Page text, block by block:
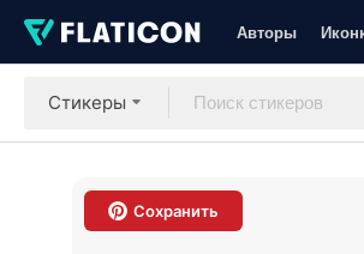
Авторы
Стикеры
Сохранить